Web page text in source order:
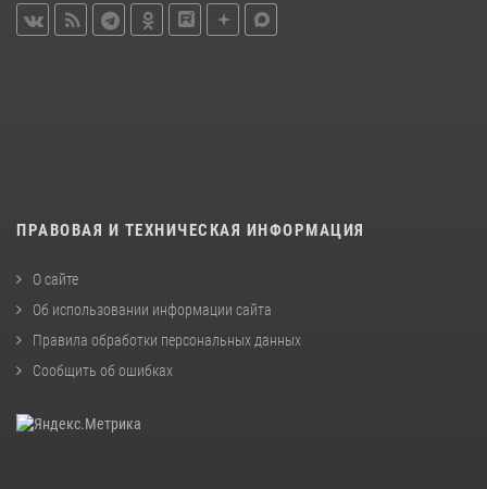
ПРАВОВАЯ И ТЕХНИЧЕСКАЯ ИНФОРМАЦИЯ
О сайте
Об использовании информации сайта
Правила обработки персональных данных
Сообщить об ошибках